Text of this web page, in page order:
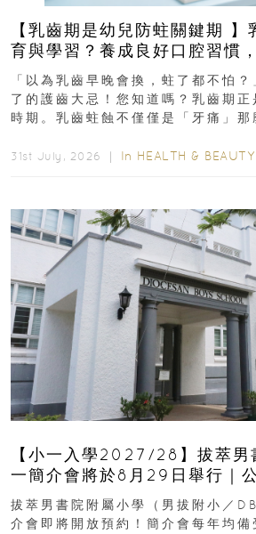
【乳齒期是幼兒防蛀關鍵期 】
育與學習？養成良好口腔習慣， 舒適達 強化琺
瑯質 兒童牙膏防護指南
「以為乳齒早晚會換，蛀了都不怕
了的護齒大忌！您知道嗎？乳齒期正
時期。乳齒蛀蝕不僅僅是「牙痛」那
31st July, 2026 ｜ In HEALTH & BEAUTY
【小一入學2027/28】拔萃男
一簡介會將於8月29日舉行｜
｜更設有網上重溫
拔萃男書院附屬小學（男拔附小／
介會即將開放預約！簡介會每年均備